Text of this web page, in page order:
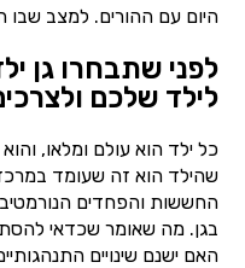
היום עם ההורים. למצב שבו
לפני שתבחרו גן
לילד שלכם
כל ילד הוא עולם ומלאו,
שהילד הוא זה שעומד
החששות והפחדים
בגן. מה שאומר שכדאי
האם ישנם שינויים